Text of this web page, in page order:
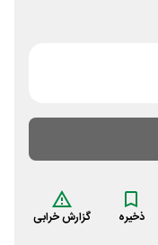
ذخیره گزارش خرابی